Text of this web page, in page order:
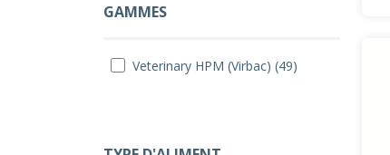
GAMMES
Veterinary HPM (Virbac) (49)